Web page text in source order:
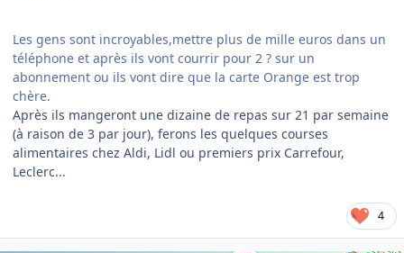
Les gens sont incroyables,mettre plus de mille euros dans un
téléphone et après ils vont courrir pour 2 ? sur un
abonnement ou ils vont dire que la carte Orange est trop
chère.
Après ils mangeront une dizaine de repas sur 21 par semaine
(à raison de 3 par jour), ferons les quelques courses
alimentaires chez Aldi, Lidl ou premiers prix Carrefour,
Leclerc...
4